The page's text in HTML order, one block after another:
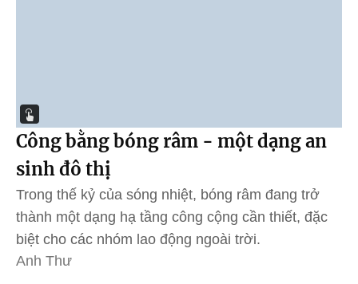
Công bằng bóng râm - một dạng an
sinh đô thị
Trong thế kỷ của sóng nhiệt, bóng râm đang trở
thành một dạng hạ tầng công cộng cần thiết, đặc
biệt cho các nhóm lao động ngoài trời.
Anh Thư